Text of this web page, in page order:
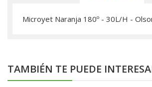
Microyet Naranja 180º - 30L/H -
TAMBIÉN TE PUEDE